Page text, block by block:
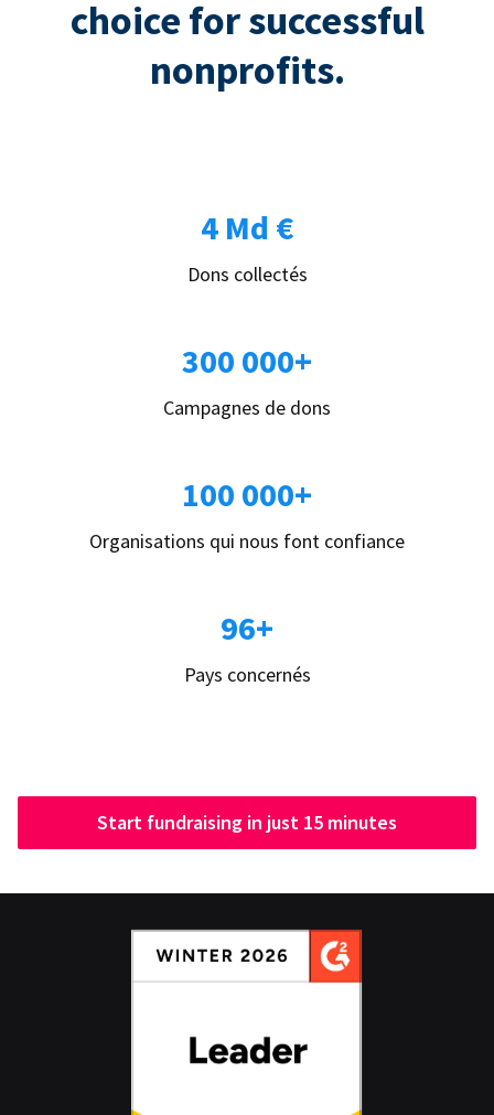
choice for successful
nonprofits.
4 Md €
Dons collectés
300 000+
Campagnes de dons
100 000+
Organisations qui nous font confiance
96+
Pays concernés
Start fundraising in just 15 minutes